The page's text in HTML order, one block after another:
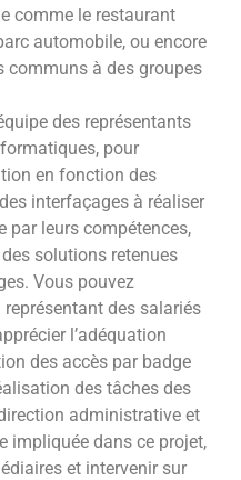
comme le restaurant
automobile, ou encore
communs à des groupes
des représentants
pour
en fonction des
interfaçages à réaliser
par leurs compétences,
solutions retenues
Vous pouvez
des salariés
l’adéquation
des accès par badge
des tâches des
administrative et
impliquée dans ce projet,
et intervenir sur